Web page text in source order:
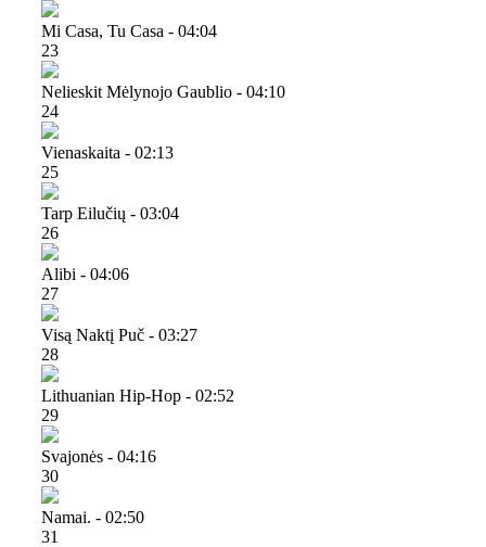
Mi Casa, Tu Casa - 04:04
23
Nelieskit Mėlynojo Gaublio - 04:10
24
Vienaskaita - 02:13
25
Tarp Eilučių - 03:04
26
Alibi - 04:06
27
Visą Naktį Puč - 03:27
28
Lithuanian Hip-Hop - 02:52
29
Svajonės - 04:16
30
Namai. - 02:50
31